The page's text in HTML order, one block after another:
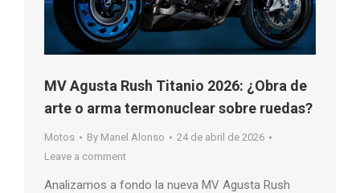
MV Agusta Rush Titanio 2026: ¿Obra de
arte o arma termonuclear sobre ruedas?
Motos By Manel Alonso
24 de abril de 2026
Leave a comment
Analizamos a fondo la nueva MV Agusta Rush